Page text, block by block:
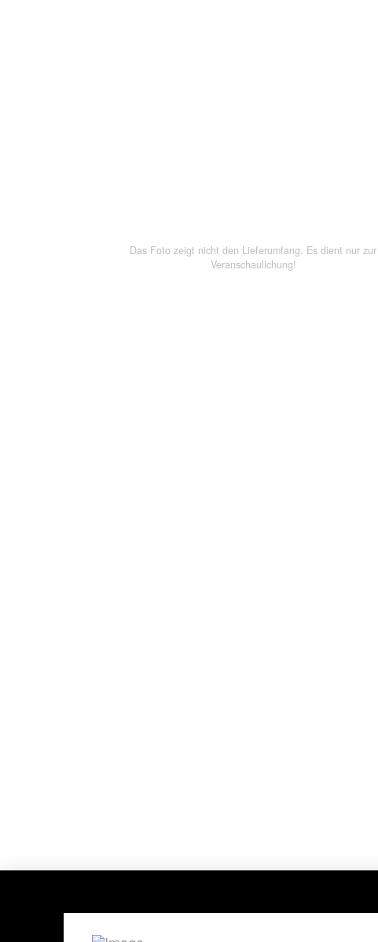
Das Foto zeigt nicht den Lieferumfang. Es dient nur zur
Veranschaulichung!